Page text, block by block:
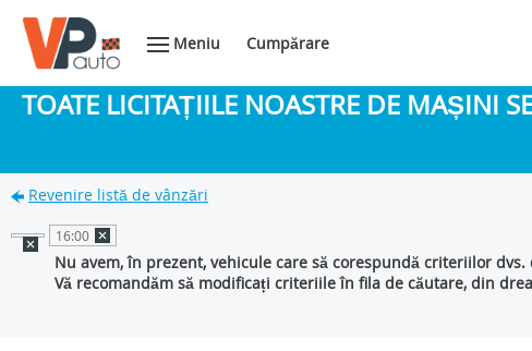
Meniu Cumpărare
TOATE LICITAȚIILE NOASTRE DE MAȘINI
Revenire listă de vânzări
16:00
Nu avem, în prezent, vehicule care să corespundă criteriilor dvs.
Vă recomandăm să modificați criteriile în fila de căutare, din